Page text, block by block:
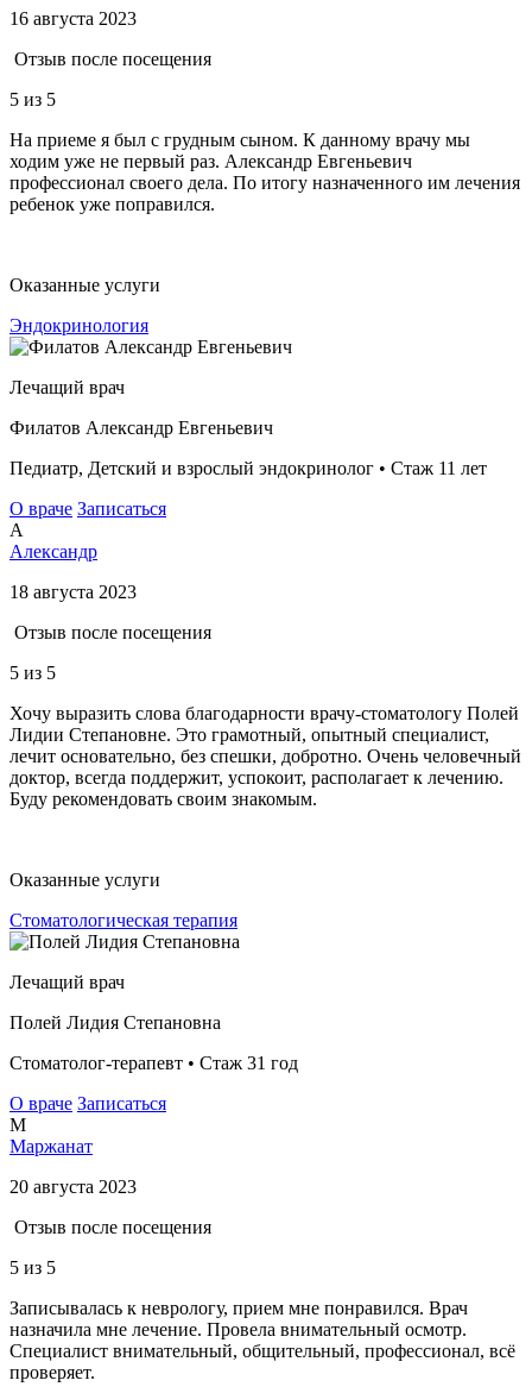
16 августа 2023
Отзыв после посещения
5 из 5
На приеме я был с грудным сыном. К данному врачу мы
ходим уже не первый раз. Александр Евгеньевич
профессионал своего дела. По итогу назначенного им лечения
ребенок уже поправился.
Оказанные услуги
Эндокринология
Лечащий врач
Филатов Александр Евгеньевич
Педиатр, Детский и взрослый эндокринолог • Стаж 11 лет
О враче Записаться
А
Александр
18 августа 2023
Отзыв после посещения
5 из 5
Хочу выразить слова благодарности врачу-стоматологу Полей
Лидии Степановне. Это грамотный, опытный специалист,
лечит основательно, без спешки, добротно. Очень человечный
доктор, всегда поддержит, успокоит, располагает к лечению.
Буду рекомендовать своим знакомым.
Оказанные услуги
Стоматологическая терапия
Лечащий врач
Полей Лидия Степановна
Стоматолог-терапевт • Стаж 31 год
О враче Записаться
М
Маржанат
20 августа 2023
Отзыв после посещения
5 из 5
Записывалась к неврологу, прием мне понравился. Врач
назначила мне лечение. Провела внимательный осмотр.
Специалист внимательный, общительный, профессионал, всё
проверяет.